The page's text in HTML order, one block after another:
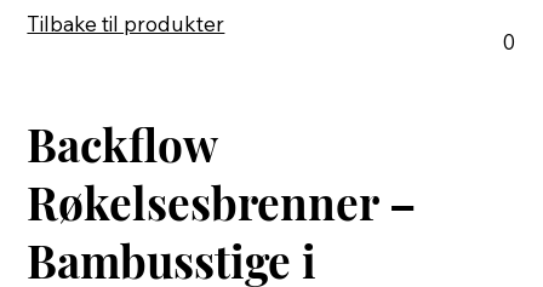
Tilbake til produkter
0
Backflow
Røkelsesbrenner –
Bambusstige i